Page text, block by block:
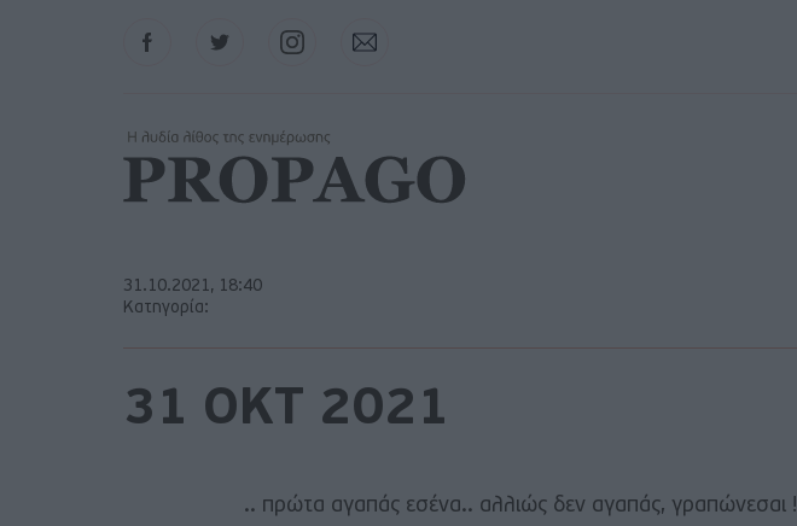
FacebookTwitter InstagramContact
31.10.2021, 18:40
Κατηγορία:
31 ΟΚΤ 2021
.. πρώτα αγαπάς εσένα.. αλλιώς δεν αγαπάς, γραπώνεσαι !